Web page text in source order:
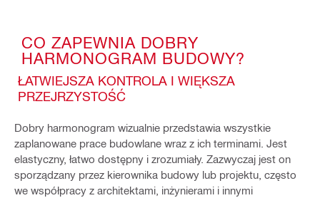
CO ZAPEWNIA DOBRY
HARMONOGRAM BUDOWY?
ŁATWIEJSZA KONTROLA I WIĘKSZA
PRZEJRZYSTOŚĆ
Dobry harmonogram wizualnie przedstawia wszystkie
zaplanowane prace budowlane wraz z ich terminami. Jest
elastyczny, łatwo dostępny i zrozumiały. Zazwyczaj jest on
sporządzany przez kierownika budowy lub projektu, często
we współpracy z architektami, inżynierami i innymi